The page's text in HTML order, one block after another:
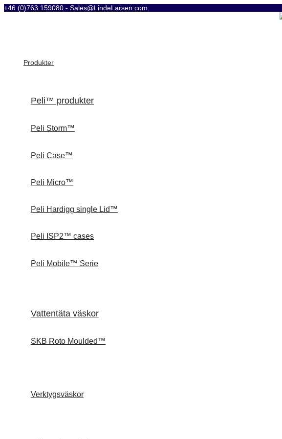
+46 (0)763 159080 - Sales@LindeLarsen.com
Produkter
Peli™ produkter
Peli Storm™
Peli Case™
Peli Micro™
Peli Hardigg single Lid™
Peli ISP2™ cases
Peli Mobile™ Serie
Vattentäta väskor
SKB Roto Moulded™
Verktygsväskor